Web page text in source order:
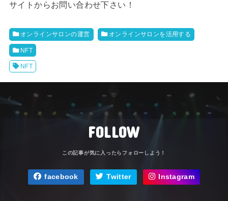
サイトからお問い合わせ下さい！
オンラインサロンの運営 オンラインサロンを活用する
NFT
NFT
FOLLOW
facebook Twitter Instagram